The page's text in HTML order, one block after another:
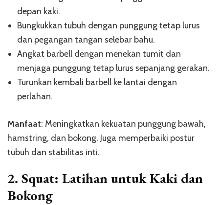
depan kaki.
Bungkukkan tubuh dengan punggung tetap lurus
dan pegangan tangan selebar bahu.
Angkat barbell dengan menekan tumit dan
menjaga punggung tetap lurus sepanjang gerakan.
Turunkan kembali barbell ke lantai dengan
perlahan.
Manfaat: Meningkatkan kekuatan punggung bawah,
hamstring, dan bokong. Juga memperbaiki postur
tubuh dan stabilitas inti.
2. Squat: Latihan untuk Kaki dan
Bokong